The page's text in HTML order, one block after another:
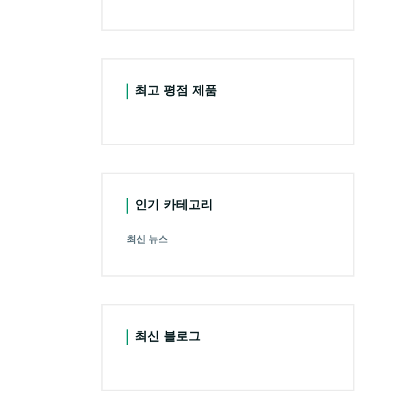
최고 평점 제품
인기 카테고리
최신 뉴스
최신 블로그